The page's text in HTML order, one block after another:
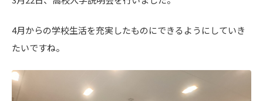
4月からの学校生活を充実したものにできるようにしていき
たいですね。